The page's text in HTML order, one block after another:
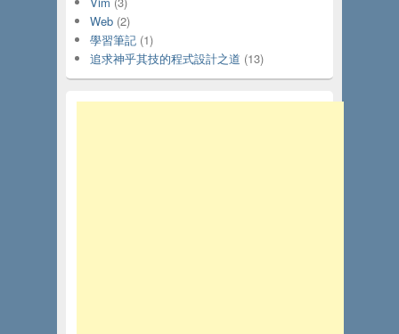
Web(2)
學習筆記(1)
追求神乎其技的程式設計之道 (13)